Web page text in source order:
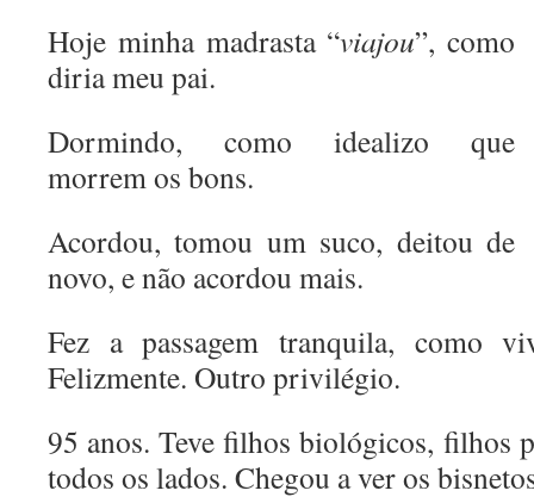
Hoje minha madrasta “viajou”, como
diria meu pai.
Dormindo, como idealizo que
morrem os bons.
Acordou, tomou um suco, deitou de
novo, e não acordou mais.
Fez a passagem tranquila, como
Felizmente. Outro privilégio.
95 anos. Teve filhos biológicos, filhos
todos os lados. Chegou a ver os